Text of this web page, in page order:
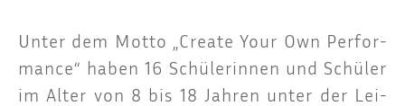
Unter dem Mot­to „Crea­te Your Own Per­for­
mance“ haben 16 Schü­le­rin­nen und Schü­ler
im Alter von 8 bis 18 Jah­ren unter der Lei­